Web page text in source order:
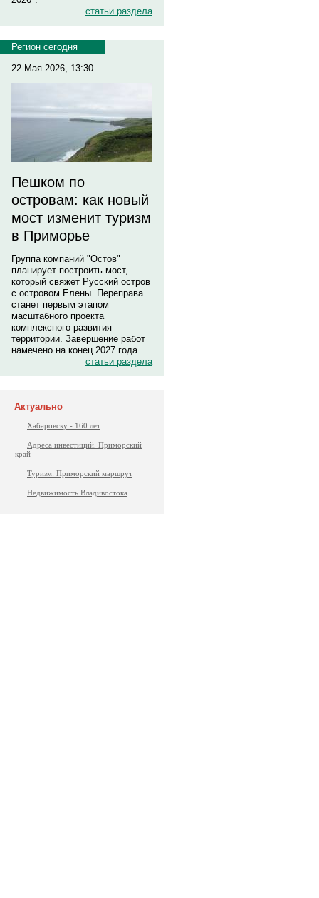
статьи раздела
Регион сегодня
22 Мая 2026, 13:30
Пешком по
островам: как новый
мост изменит туризм
в Приморье
Группа компаний "Остов"
планирует построить мост,
который свяжет Русский остров
с островом Елены. Переправа
станет первым этапом
масштабного проекта
комплексного развития
территории. Завершение работ
намечено на конец 2027 года.
статьи раздела
Актуально
Хабаровску - 160 лет
Адреса инвестиций. Приморский
край
Туризм: Приморский маршрут
Недвижимость Владивостока